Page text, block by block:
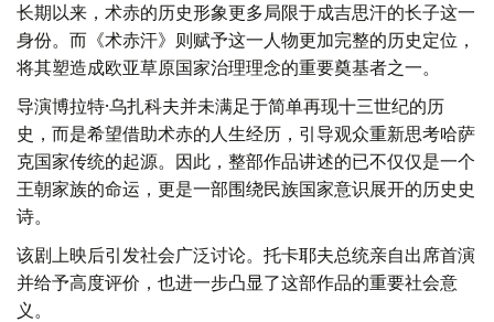
长期以来，术赤的历史形象更多局限于成吉思汗的长子这一
身份。而《术赤汗》则赋予这一人物更加完整的历史定位，
将其塑造成欧亚草原国家治理理念的重要奠基者之一。
导演博拉特·乌扎科夫并未满足于简单再现十三世纪的历
史，而是希望借助术赤的人生经历，引导观众重新思考哈萨
克国家传统的起源。因此，整部作品讲述的已不仅仅是一个
王朝家族的命运，更是一部围绕民族国家意识展开的历史史
诗。
该剧上映后引发社会广泛讨论。托卡耶夫总统亲自出席首演
并给予高度评价，也进一步凸显了这部作品的重要社会意
义。